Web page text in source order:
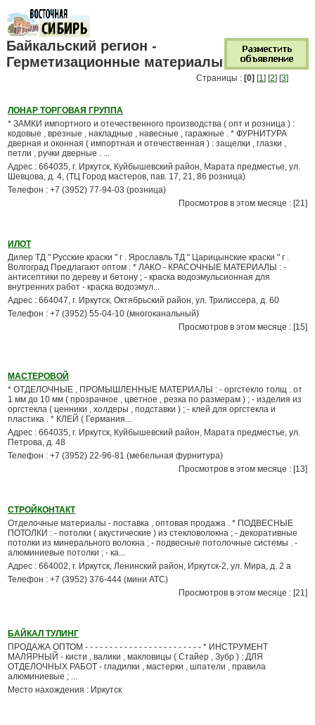
Байкальский регион -
Герметизационные материалы
Страницы : [0] [1] [2] [3]
ЛОНАР ТОРГОВАЯ ГРУППА
* ЗАМКИ импортного и отечественного производства ( опт и розница ) :
кодовые , врезные , накладные , навесные , гаражные . * ФУРНИТУРА
дверная и оконная ( импортная и отечественная ) : защелки , глазки ,
петли , ручки дверные . ...
Адрес : 664035, г. Иркутск, Куйбышевский район, Марата предместье, ул.
Шевцова, д. 4, (ТЦ Город мастеров, пав. 17, 21, 86 розница)
Телефон : +7 (3952) 77-94-03 (розница)
Просмотров в этом месяце : [21]
ИЛОТ
Дилер ТД " Русские краски " г . Ярославль ТД " Царицынские краски " г .
Волгоград Предлагают оптом : * ЛАКО - КРАСОЧНЫЕ МАТЕРИАЛЫ : -
антисептики по дереву и бетону ; - краска водоэмульсионная для
внутренних работ - краска водоэмул...
Адрес : 664047, г. Иркутск, Октябрьский район, ул. Трилиссера, д. 60
Телефон : +7 (3952) 55-04-10 (многоканальный)
Просмотров в этом месяце : [15]
МАСТЕРОВОЙ
* ОТДЕЛОЧНЫЕ , ПРОМЫШЛЕННЫЕ МАТЕРИАЛЫ : - оргстекло толщ . от
1 мм до 10 мм ( прозрачное , цветное , резка по размерам ) ; - изделия из
оргстекла ( ценники , холдеры , подставки ) ; - клей для оргстекла и
пластика . * КЛЕЙ ( Германия...
Адрес : 664035, г. Иркутск, Куйбышевский район, Марата предместье, ул.
Петрова, д. 48
Телефон : +7 (3952) 22-96-81 (мебельная фурнитура)
Просмотров в этом месяце : [13]
СТРОЙКОНТАКТ
Отделочные материалы - поставка , оптовая продажа . * ПОДВЕСНЫЕ
ПОТОЛКИ : - потолки ( акустические ) из стекловолокна ; - декоративные
потолки из минерального волокна ; - подвесные потолочные системы . -
алюминиевые потолки ; - ка...
Адрес : 664002, г. Иркутск, Ленинский район, Иркутск-2, ул. Мира, д. 2 а
Телефон : +7 (3952) 376-444 (мини АТС)
Просмотров в этом месяце : [21]
БАЙКАЛ ТУЛИНГ
ПРОДАЖА ОПТОМ - - - - - - - - - - - - - - - - - - - - - - - - * ИНСТРУМЕНТ
МАЛЯРНЫЙ - кисти , валики , макловицы ( Стайер , Зубр ) ; ДЛЯ
ОТДЕЛОЧНЫХ РАБОТ - гладилки , мастерки , шпатели , правила
алюминиевые ; ...
Место нахождения : Иркутск